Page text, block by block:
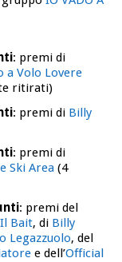
: premi di
a Volo Lovere
ritirati)
: premi di Billy
: premi di
Ski Area (4
: premi del
Bait, di Billy
Legazzuolo, del
e dell’Official